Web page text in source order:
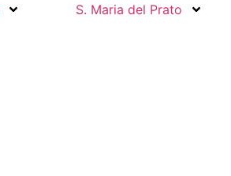
S. Maria del Prato